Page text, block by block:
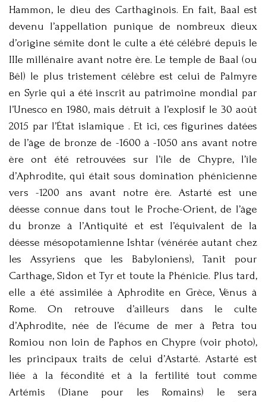
Hammon, le dieu des Carthaginois. En fait, Baal est
devenu l’appellation punique de nombreux dieux
d’origine sémite dont le culte a été célébré depuis le
IIIe millénaire avant notre ère. Le temple de Baal (ou
Bêl) le plus tristement célèbre est celui de Palmyre
en Syrie qui a été inscrit au patrimoine mondial par
l’Unesco en 1980, mais détruit à l’explosif le 30 août
2015 par l’État islamique . Et ici, ces figurines datées
de l’âge de bronze de -1600 à -1050 ans avant notre
ère ont été retrouvées sur l’île de Chypre, l’île
d’Aphrodite, qui était sous domination phénicienne
vers -1200 ans avant notre ère. Astarté est une
déesse connue dans tout le Proche-Orient, de l’âge
du bronze à l’Antiquité et est l’équivalent de la
déesse mésopotamienne Ishtar (vénérée autant chez
les Assyriens que les Babyloniens), Tanit pour
Carthage, Sidon et Tyr et toute la Phénicie. Plus tard,
elle a été assimilée à Aphrodite en Grèce, Vénus à
Rome. On retrouve d’ailleurs dans le culte
d’Aphrodite, née de l’écume de mer à Petra tou
Romiou non loin de Paphos en Chypre (voir photo),
les principaux traits de celui d’Astarté. Astarté est
liée à la fécondité et à la fertilité tout comme
Artémis (Diane pour les Romains) le sera